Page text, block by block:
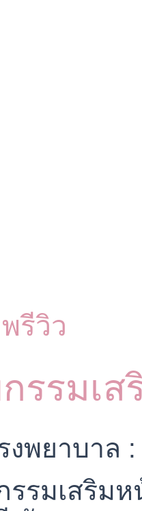
รีวิว
รรมเ
งพยาบาล